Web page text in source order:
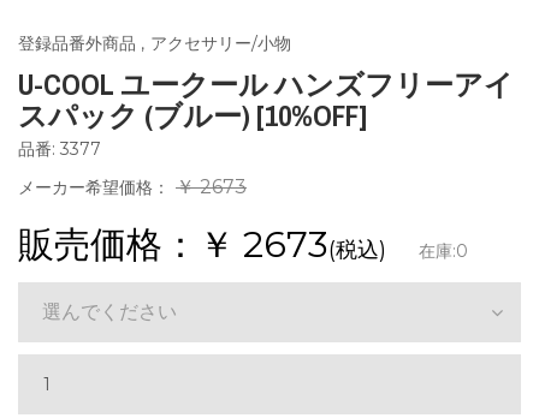
登録品番外商品 , アクセサリー/小物
U-COOL ユークール ハンズフリーアイ
スパック (ブルー) [10%OFF]
品番: 3377
メーカー希望価格：
￥ 2673
販売価格：￥ 2673(税込) 在庫:0
選んでください